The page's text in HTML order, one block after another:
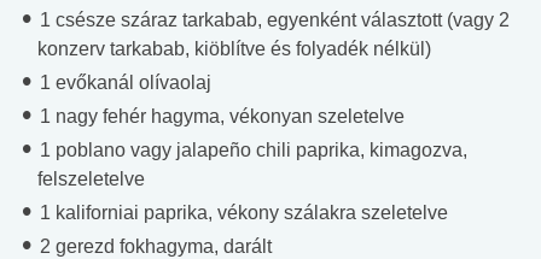
1 csésze száraz tarkabab, egyenként választott (vagy 2
konzerv tarkabab, kiöblítve és folyadék nélkül)
1 evőkanál olívaolaj
1 nagy fehér hagyma, vékonyan szeletelve
1 poblano vagy jalapeño chili paprika, kimagozva,
felszeletelve
1 kaliforniai paprika, vékony szálakra szeletelve
2 gerezd fokhagyma, darált